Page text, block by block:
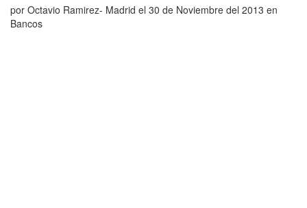
por Octavio Ramirez- Madrid el 30 de Noviembre del 2013 en
Bancos